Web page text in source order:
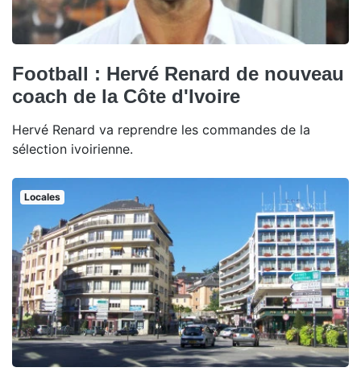
Football : Hervé Renard de nouveau
coach de la Côte d'Ivoire
Hervé Renard va reprendre les commandes de la
sélection ivoirienne.
Locales